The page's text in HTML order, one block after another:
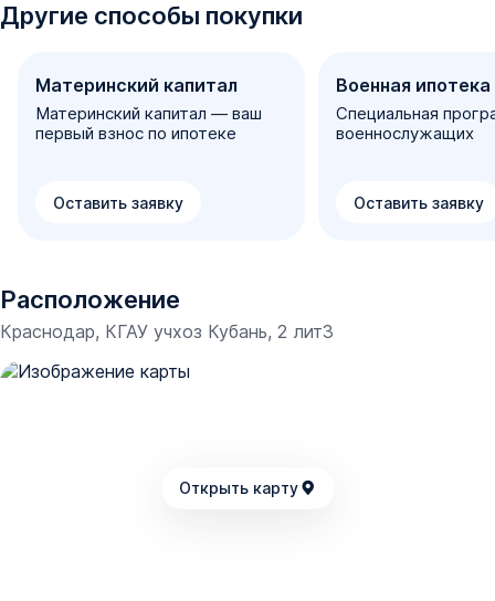
Другие способы покупки
Материнский капитал
Материнский капитал — ваш
первый взнос по ипотеке
Оставить заявку
Военная ипотека
Специальная
военнослужащих
Оставить заявку
Расположение
Краснодар, ​КГАУ учхоз Кубань, 2 лит3
Открыть карту